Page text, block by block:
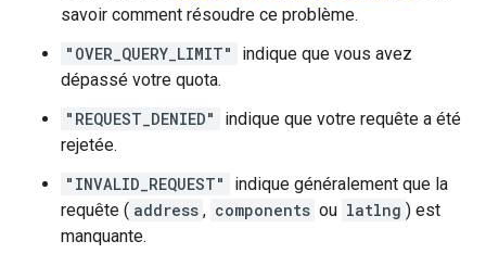
savoir comment résoudre ce problème.
"OVER_QUERY_LIMIT"
indique que vous avez
dépassé votre quota.
"REQUEST_DENIED"
indique que votre requête a été
rejetée.
"INVALID_REQUEST"
indique généralement que la
requête ( address , components ou latlng ) est
manquante.